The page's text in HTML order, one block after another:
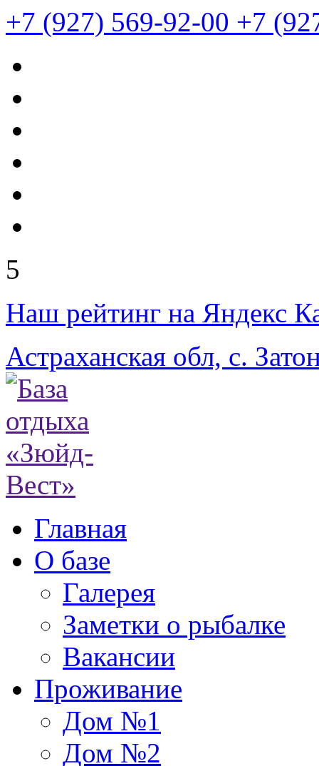
+7 (927) 569-92-00 +7
5
Наш рейтинг на Яндекс
Астраханская обл, с.
Главная
О базе
Галерея
Заметки о рыбалке
Вакансии
Проживание
Дом №1
Дом №2